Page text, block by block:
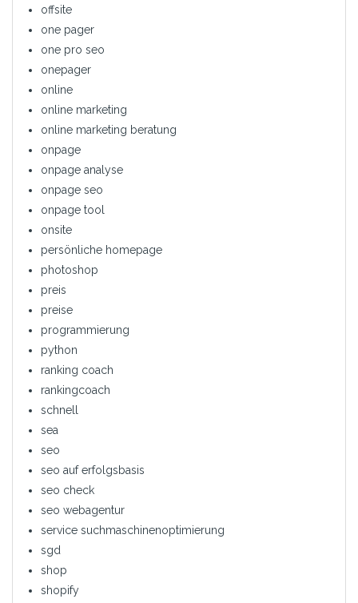
offsite
one pager
one pro seo
onepager
online
online marketing
online marketing beratung
onpage
onpage analyse
onpage seo
onpage tool
onsite
persönliche homepage
photoshop
preis
preise
programmierung
python
ranking coach
rankingcoach
schnell
sea
seo
seo auf erfolgsbasis
seo check
seo webagentur
service suchmaschinenoptimierung
sgd
shop
shopify